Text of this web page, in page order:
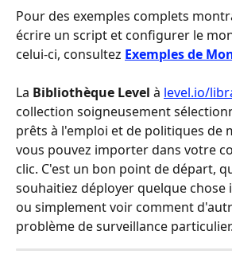
Pour des exemples complets
écrire un script et configurer le
celui-ci, consultez Exemples de
La Bibliothèque Level à level.io/
collection soigneusement
prêts à l'emploi et de politiques de
vous pouvez importer dans votre
clic. C'est un bon point de départ,
souhaitiez déployer quelque
ou simplement voir comment
problème de surveillance particulier.